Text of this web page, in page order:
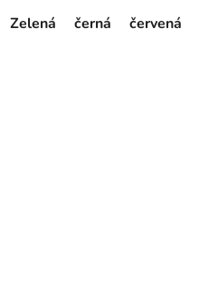
Zelená černá červená